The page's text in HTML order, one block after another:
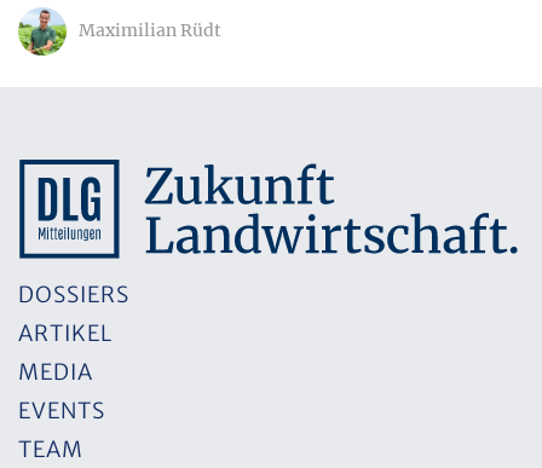
Maximilian Rüdt
DOSSIERS
ARTIKEL
MEDIA
EVENTS
TEAM